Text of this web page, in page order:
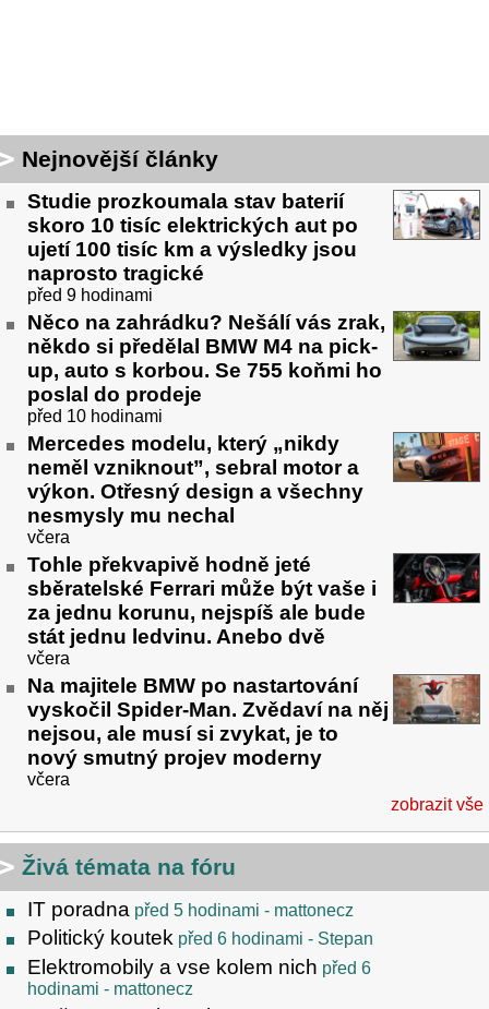
Nejnovější články
Studie prozkoumala stav baterií
skoro 10 tisíc elektrických aut po
ujetí 100 tisíc km a výsledky jsou
naprosto tragické
před 9 hodinami
Něco na zahrádku? Nešálí vás zrak,
někdo si předělal BMW M4 na pick-
up, auto s korbou. Se 755 koňmi ho
poslal do prodeje
před 10 hodinami
Mercedes modelu, který „nikdy
neměl vzniknout”, sebral motor a
výkon. Otřesný design a všechny
nesmysly mu nechal
včera
Tohle překvapivě hodně jeté
sběratelské Ferrari může být vaše i
za jednu korunu, nejspíš ale bude
stát jednu ledvinu. Anebo dvě
včera
Na majitele BMW po nastartování
vyskočil Spider-Man. Zvědaví na něj
nejsou, ale musí si zvykat, je to
nový smutný projev moderny
včera
zobrazit vše
Živá témata na fóru
IT poradna před 5 hodinami - mattonecz
Politický koutek před 6 hodinami - Stepan
Elektromobily a vse kolem nich před 6
hodinami - mattonecz